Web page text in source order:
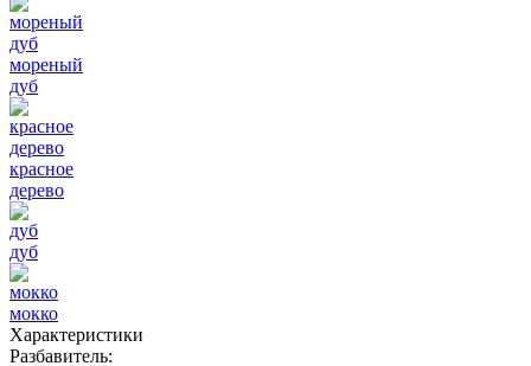
мореный
дуб
красное
дерево
дуб
мокко
Характеристики
Разбавитель: